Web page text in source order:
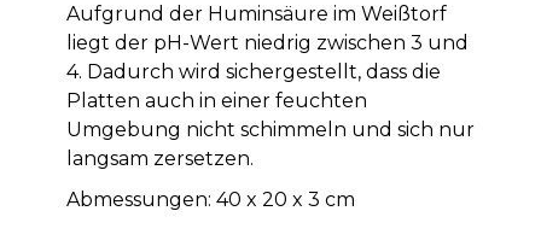
Aufgrund der Huminsäure im Weißtorf
liegt der pH-Wert niedrig zwischen 3 und
4. Dadurch wird sichergestellt, dass die
Platten auch in einer feuchten
Umgebung nicht schimmeln und sich nur
langsam zersetzen.
Abmessungen: 40 x 20 x 3 cm